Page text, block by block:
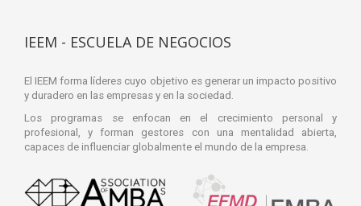
IEEM - ESCUELA DE NEGOCIOS
El IEEM forma líderes cuyo objetivo es generar un impacto positivo
y duradero en las empresas y en la sociedad.
Los programas se enfocan en el crecimiento personal y
profesional, y forman gestores con una mentalidad abierta,
capaces de influenciar globalmente el mundo de la empresa.